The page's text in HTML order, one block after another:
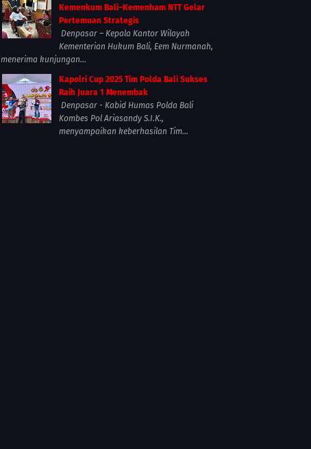
Kemenkum Bali–Kemenham NTT Gelar
Pertemuan Strategis
Denpasar – Kepala Kantor Wilayah
Kementerian Hukum Bali, Eem Nurmanah,
menerima kunjungan...
Kapolri Cup 2025 Tim Polda Bali Sukses
Raih Juara 1 Menembak
Denpasar - Kabid Humas Polda Bali
Kombes Pol Ariasandy S.I.K.,
menyampaikan keberhasilan Tim...